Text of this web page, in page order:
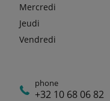
Mercredi
Jeudi
Vendredi
phone
+32 10 68 06 82